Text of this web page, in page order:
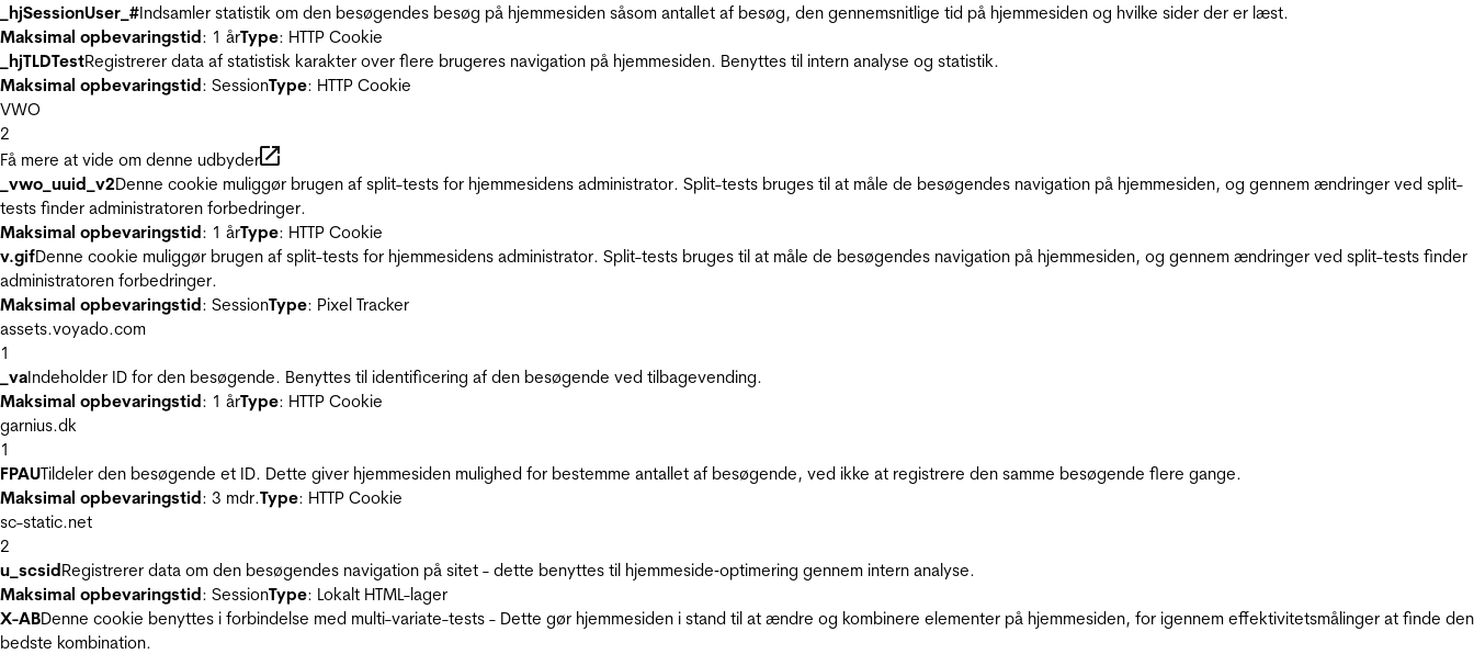
_hjSessionUser_#Indsamler statistik om den besøgendes besøg på hjemmesiden såsom antallet af besøg, den gennemsnitlige tid på hjemmesiden og hvilke sider der er læst.
Maksimal opbevaringstid: 1 årType: HTTP Cookie
_hjTLDTestRegistrerer data af statistisk karakter over flere brugeres navigation på hjemmesiden. Benyttes til intern analyse og statistik.
Maksimal opbevaringstid: SessionType: HTTP Cookie
VWO
2
Få mere at vide om denne udbyder
_vwo_uuid_v2Denne cookie muliggør brugen af split-tests for hjemmesidens administrator. Split-tests bruges til at måle de besøgendes navigation på hjemmesiden, og gennem ændringer ved split-
tests finder administratoren forbedringer.
Maksimal opbevaringstid: 1 årType: HTTP Cookie
v.gifDenne cookie muliggør brugen af split-tests for hjemmesidens administrator. Split-tests bruges til at måle de besøgendes navigation på hjemmesiden, og gennem ændringer ved split-tests finder
administratoren forbedringer.
Maksimal opbevaringstid: SessionType: Pixel Tracker
assets.voyado.com
1
_vaIndeholder ID for den besøgende. Benyttes til identificering af den besøgende ved tilbagevending.
Maksimal opbevaringstid: 1 årType: HTTP Cookie
garnius.dk
1
FPAUTildeler den besøgende et ID. Dette giver hjemmesiden mulighed for bestemme antallet af besøgende, ved ikke at registrere den samme besøgende flere gange.
Maksimal opbevaringstid: 3 mdr.Type: HTTP Cookie
sc-static.net
2
u_scsidRegistrerer data om den besøgendes navigation på sitet - dette benyttes til hjemmeside‐optimering gennem intern analyse.
Maksimal opbevaringstid: SessionType: Lokalt HTML-lager
X-ABDenne cookie benyttes i forbindelse med multi-variate-tests - Dette gør hjemmesiden i stand til at ændre og kombinere elementer på hjemmesiden, for igennem effektivitetsmålinger at finde den
bedste kombination.